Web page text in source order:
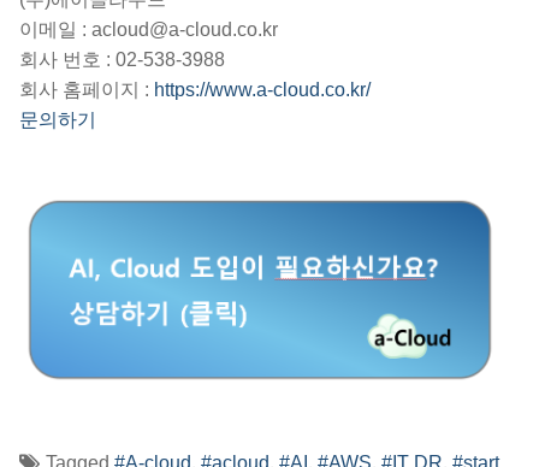
이메일 : acloud@a-cloud.co.kr
회사 번호 : 02-538-3988
회사 홈페이지 : https://www.a-cloud.co.kr/
문의하기
Tagged #A-cloud, #acloud, #AI , #AWS, #IT DR, #start